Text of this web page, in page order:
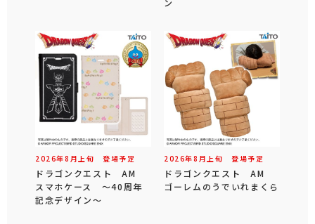
2026年8 月 上旬 登場予定
ドラゴンクエスト AM
スマホケース ～40周年
記念デザイン～
2026年8 月 上旬 登場予定
ドラゴンクエスト AM
ゴーレムのうでいれまくら